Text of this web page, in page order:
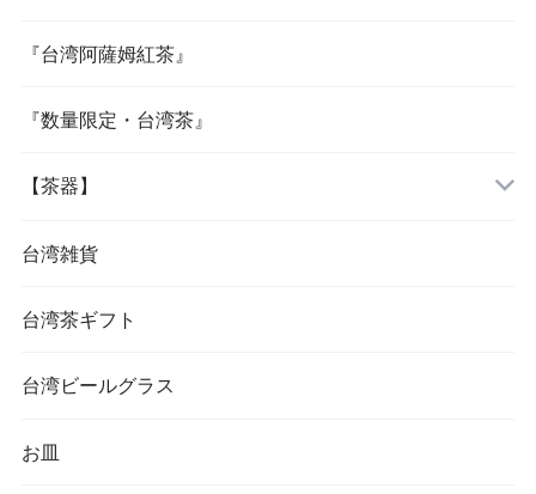
『台湾阿薩姆紅茶』
『数量限定・台湾茶』
【茶器】
台湾雑貨
台湾茶ギフト
台湾ビールグラス
お皿